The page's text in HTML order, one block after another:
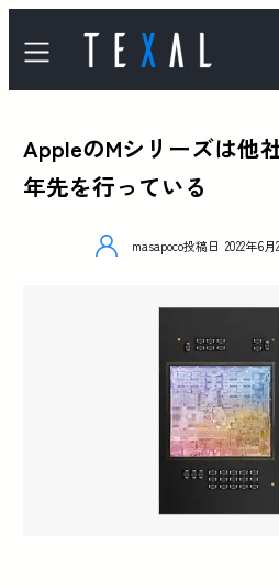
AppleのMシリーズは他
年先を行っている
masapoco投稿日 2022年6月